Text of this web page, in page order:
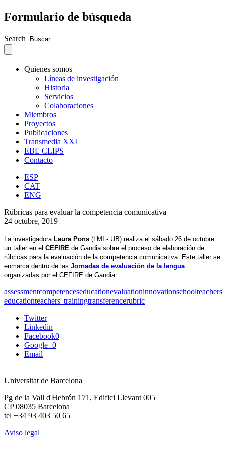
Formulario de búsqueda
Search
Quienes somos
Líneas de investigación
Historia
Servicios
Colaboraciones
Miembros
Proyectos
Publicaciones
Transmedia XXI
EBE CLIPS
Contacto
ESP
CAT
ENG
Rúbricas para evaluar la competencia comunicativa
24 octubre, 2019
La investigadora Laura Pons (LMI - UB) realiza el sábado 26 de octubre
un taller en el CEFIRE de Gandia sobre el proceso de elaboración de
rúbricas para la evaluación de la competencia comunicativa. Este taller se
enmarca dentro de las Jornadas de evaluación de la lengua
organizadas por el CEFIRE de Gandia.
assessmentcompetenceseducationevaluationinnovationschoolteachers'
educationteachers' trainingtransferencerubric
Twitter
Linkedin
Facebook0
Google+0
Email
Universitat de Barcelona
Pg de la Vall d'Hebrón 171, Edifici Llevant 005
CP 08035 Barcelona
tel +34 93 403 50 65
Aviso legal